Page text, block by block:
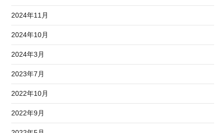
2024年11月
2024年10月
2024年3月
2023年7月
2022年10月
2022年9月